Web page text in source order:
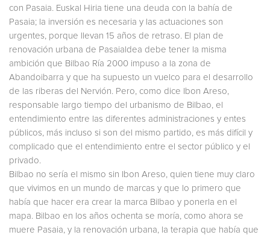
con Pasaia. Euskal Hiria tiene una deuda con la bahía de
Pasaia; la inversión es necesaria y las actuaciones son
urgentes, porque llevan 15 años de retraso. El plan de
renovación urbana de Pasaialdea debe tener la misma
ambición que Bilbao Ría 2000 impuso a la zona de
Abandoibarra y que ha supuesto un vuelco para el desarrollo
de las riberas del Nervión. Pero, como dice Ibon Areso,
responsable largo tiempo del urbanismo de Bilbao, el
entendimiento entre las diferentes administraciones y entes
públicos, más incluso si son del mismo partido, es más difícil y
complicado que el entendimiento entre el sector público y el
privado.
Bilbao no sería el mismo sin Ibon Areso, quien tiene muy claro
que vivimos en un mundo de marcas y que lo primero que
había que hacer era crear la marca Bilbao y ponerla en el
mapa. Bilbao en los años ochenta se moría, como ahora se
muere Pasaia, y la renovación urbana, la terapia que había que